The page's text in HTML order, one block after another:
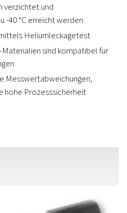
verzichtet und
-40 °C erreicht werden
Heliumleckagetest
sind kompatibel für
Messwertabweichungen,
hohe Prozesssicherheit